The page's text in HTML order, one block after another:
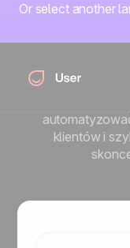
Or select another
Prawdziwe firmy,
klientów i